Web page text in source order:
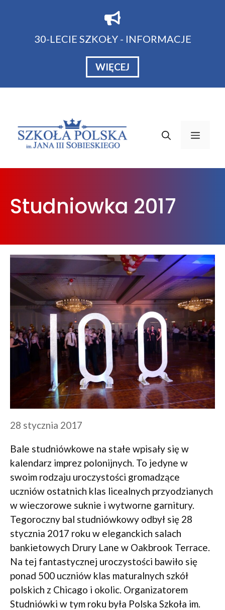
30-LECIE SZKOŁY - INFORMACJE
WIĘCEJ
Menu
Studniowka 2017
28 stycznia 2017
Bale studniówkowe na stałe wpisały się w
kalendarz imprez polonijnych. To jedyne w
swoim rodzaju uroczystości gromadzące
uczniów ostatnich klas licealnych przyodzianych
w wieczorowe suknie i wytworne garnitury.
Tegoroczny bal studniówkowy odbył się 28
stycznia 2017 roku w eleganckich salach
bankietowych Drury Lane w Oakbrook Terrace.
Na tej fantastycznej uroczystości bawiło się
ponad 500 uczniów klas maturalnych szkół
polskich z Chicago i okolic. Organizatorem
Studniówki w tym roku była Polska Szkoła im.